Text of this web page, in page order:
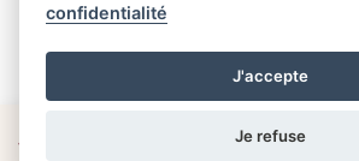
confidentialité
J'accepte
Je refuse